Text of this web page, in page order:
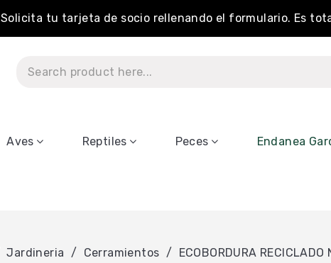
Solicita tu tarjeta de socio rellenando el formulario. Es
Aves Reptiles Peces Endanea
Jardineria Cerramientos ECOBORDURA RECICLADO